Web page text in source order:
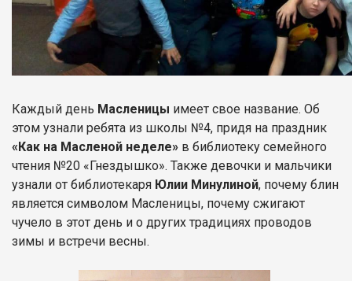
Каждый день Масленицы имеет свое название. Об
этом узнали ребята из школы №4, придя на праздник
«Как на Масленой неделе» в библиотеку семейного
чтения №20 «Гнездышко». Также девочки и мальчики
узнали от библиотекаря Юлии Минулиной, почему блин
является символом Масленицы, почему сжигают
чучело в этот день и о других традициях проводов
зимы и встречи весны.